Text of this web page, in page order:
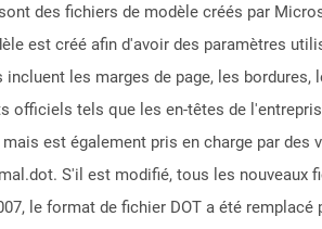
des fichiers de modèle créés par
est créé afin d'avoir des paramètres
les marges de page, les
officiels tels que les en-têtes de
est également pris en charge par
S'il est modifié, tous les
le format de fichier DOT a été